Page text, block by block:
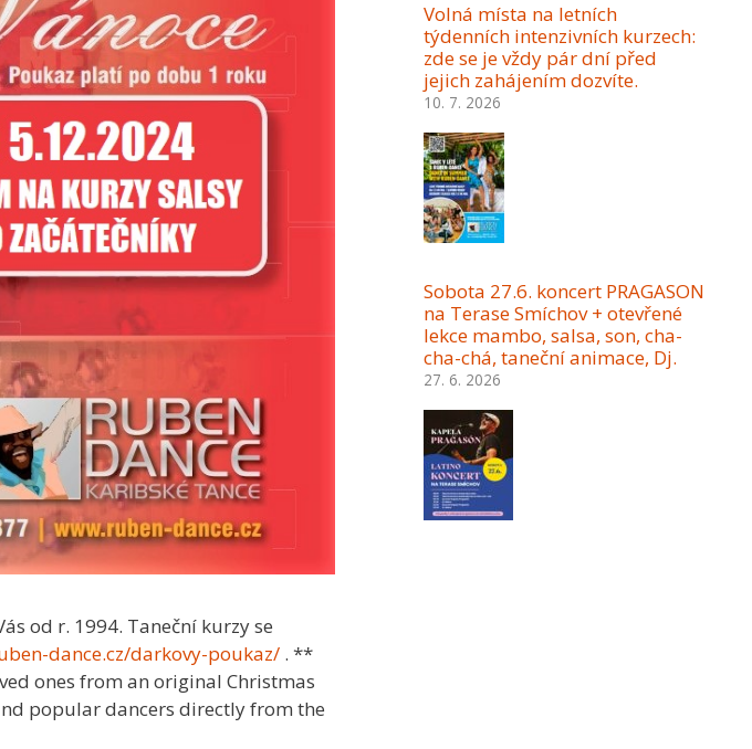
od r. 1994. Taneční kurzy se
dance.cz/darkovy-poukaz/ . **
ones from an original Christmas
popular dancers directly from the
Volná místa na letních
týdenních intenzivních kurzech:
zde se je vždy pár dní před
jejich zahájením dozvíte.
10. 7. 2026
Sobota 27.6. koncert PRAGASON
na Terase Smíchov + otevřené
lekce mambo, salsa, son, cha-
cha-chá, taneční animace, Dj.
27. 6. 2026